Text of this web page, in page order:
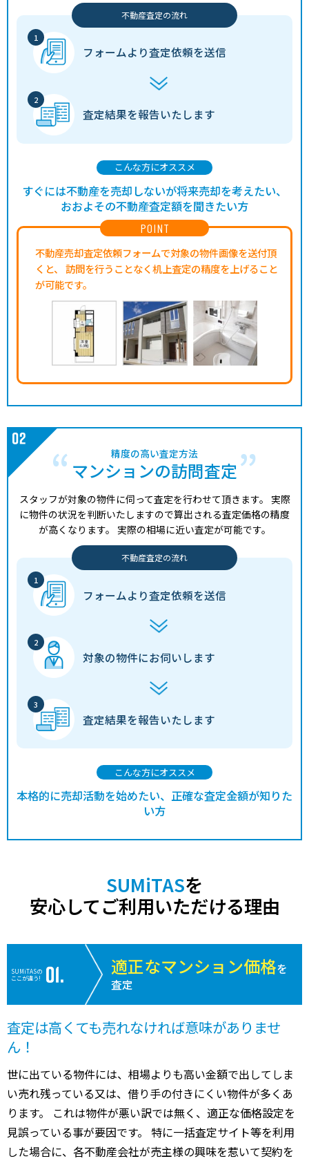
不動産査定の流れ
フォームより査定依頼を送信
査定結果を報告いたします
POINT
不動産売却査定依頼フォームで対象の物件画像を送付頂
くと、
訪問を行うことなく机上査定の精度を上げること
が可能です。
こんな方にオススメ
すぐには不動産を売却しないが将来売却を考えたい、
おおよその不動産査定額を聞きたい方
精度の高い査定方法
マンションの訪問査定
スタッフが対象の物件に伺って査定を行わせて頂きます。 実際
に物件の状況を判断いたしますので算出される査定価格の精度
が高くなります。 実際の相場に近い査定が可能です。
不動産査定の流れ
フォームより査定依頼を送信
対象の物件にお伺いします
査定結果を報告いたします
こんな方にオススメ
本格的に売却活動を始めたい、正確な査定金額が知りた
い方
SUMiTASを
安心してご利用いただける理由
SUMiTASの
ここが違う!
適正なマンション価格を
査定
査定は高くても売れなければ意味がありませ
ん！
世に出ている物件には、相場よりも高い金額で出してしま
い売れ残っている又は、借り手の付きにくい物件が多くあ
ります。 これは物件が悪い訳では無く、適正な価格設定を
見誤っている事が要因です。 特に一括査定サイト等を利用
した場合に、各不動産会社が売主様の興味を惹いて契約を